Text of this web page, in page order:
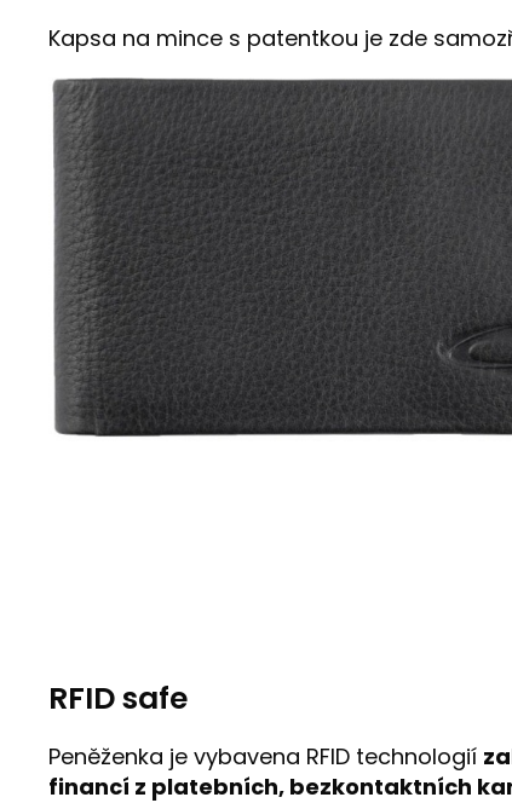
Kapsa na mince s patentkou je zde
RFID safe
Peněženka je vybavena RFID technologií
financí z platebních, bezkontaktních